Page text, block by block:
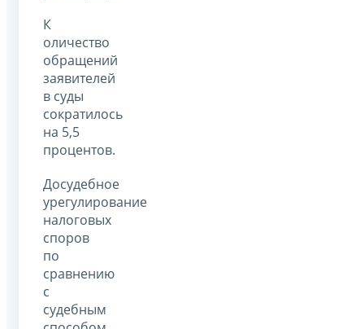
К
оличество
обращений
заявителей
в суды
сократилось
на 5,5
процентов.
Досудебное
урегулирование
налоговых
споров
по
сравнению
с
судебным